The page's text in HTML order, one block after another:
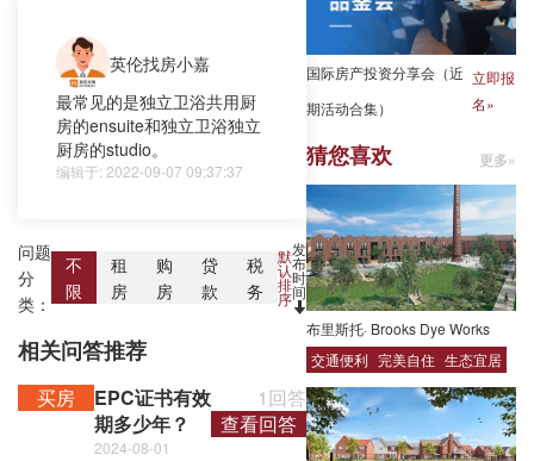
英伦找房小嘉
最常见的是独立卫浴共用厨
房的ensuite和独立卫浴独立
厨房的studio。
编辑于: 2022-09-07 09:37:37
问题
分
类：
不
限
租
房
购
房
贷
款
税
务
默
认
排
序
发
布
时
间
相关问答推荐
买房
EPC证书有效
期多少年？
2024-08-01
1回答
查看回答
国际房产投资分享会（近
期活动合集）
立即报
名»
猜您喜欢 更多»
布里斯托· Brooks Dye Works
交通便利 完美自住 生态宜居